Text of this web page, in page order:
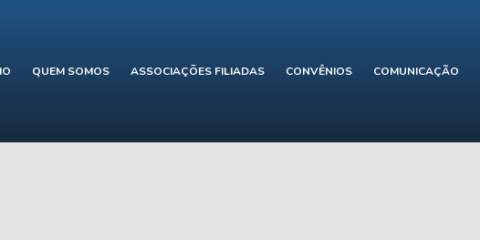
QUEM SOMOS ASSOCIAÇÕES FILIADAS CONVÊNIOS COMUNICAÇÃO